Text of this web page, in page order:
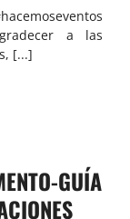
a las
[...]
GUÍA